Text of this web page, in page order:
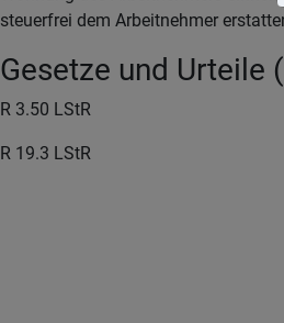
steuerfrei dem Arbeitnehmer
Gesetze und Urteile
R 3.50 LStR
R 19.3 LStR